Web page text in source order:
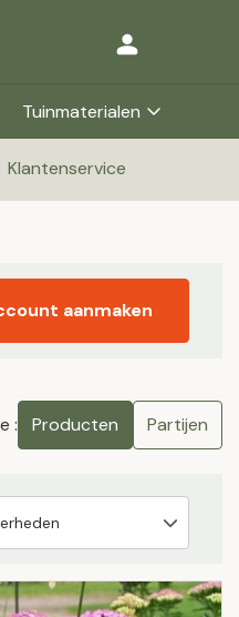
Tuinmaterialen
Klantenservice
aanmaken
: Producten Partijen